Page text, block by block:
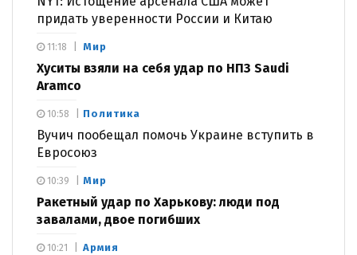
придать уверенности России и Китаю
Мир
Хуситы взяли на себя удар по НПЗ Saudi
Aramco
11:18
Политика
Вучич пообещал помочь Украине вступить в
Евросоюз
10:58
Мир
Ракетный удар по Харькову: люди под
завалами, двое погибших
10:39
Армия
10:21